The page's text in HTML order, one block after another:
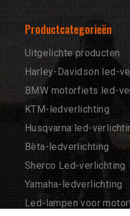
Productcategorieën
Uitgelichte producten
Harley-Davidson led-
BMW motorfiets led-
KTM-ledverlichting
Husqvarna led-
Bèta-ledverlichting
Sherco Led-verlichting
Yamaha-ledverlichting
Led-lampen voor